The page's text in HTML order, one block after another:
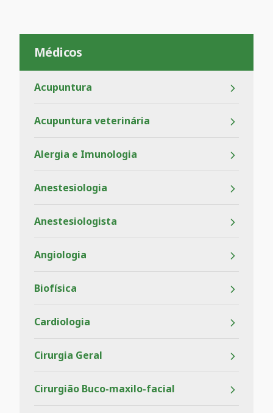
Médicos
Acupuntura
Acupuntura veterinária
Alergia e Imunologia
Anestesiologia
Anestesiologista
Angiologia
Biofísica
Cardiologia
Cirurgia Geral
Cirurgião Buco-maxilo-facial